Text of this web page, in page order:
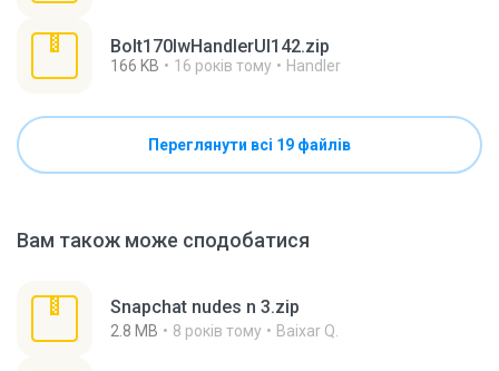
Bolt170lwHandlerUI142.zip
166 KB 16 років тому Handler
Переглянути всі 19 файлів
Вам також може сподобатися
Snapchat nudes n 3.zip
2.8 MB 8 років тому Baixar Q.